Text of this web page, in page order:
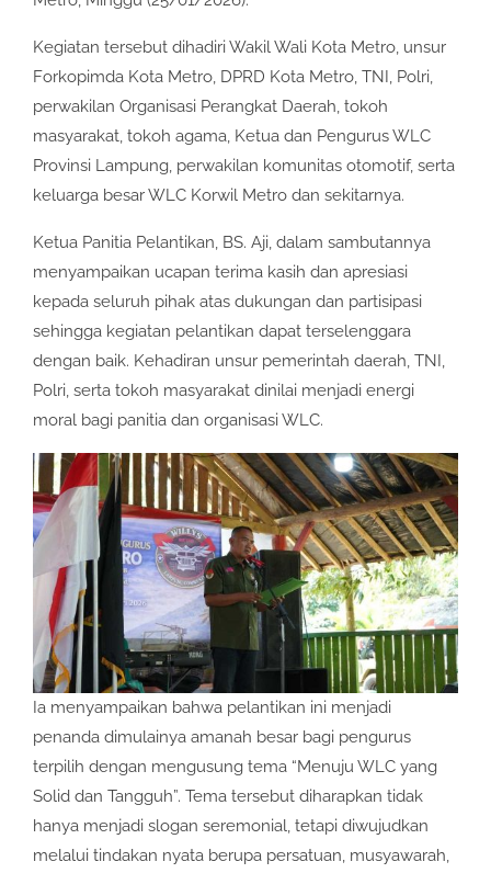
Kegiatan tersebut dihadiri Wakil Wali Kota Metro, unsur
Forkopimda Kota Metro, DPRD Kota Metro, TNI, Polri,
perwakilan Organisasi Perangkat Daerah, tokoh
masyarakat, tokoh agama, Ketua dan Pengurus WLC
Provinsi Lampung, perwakilan komunitas otomotif, serta
keluarga besar WLC Korwil Metro dan sekitarnya.
Ketua Panitia Pelantikan, BS. Aji, dalam sambutannya
menyampaikan ucapan terima kasih dan apresiasi
kepada seluruh pihak atas dukungan dan partisipasi
sehingga kegiatan pelantikan dapat terselenggara
dengan baik. Kehadiran unsur pemerintah daerah, TNI,
Polri, serta tokoh masyarakat dinilai menjadi energi
moral bagi panitia dan organisasi WLC.
Ia menyampaikan bahwa pelantikan ini menjadi
penanda dimulainya amanah besar bagi pengurus
terpilih dengan mengusung tema “Menuju WLC yang
Solid dan Tangguh”. Tema tersebut diharapkan tidak
hanya menjadi slogan seremonial, tetapi diwujudkan
melalui tindakan nyata berupa persatuan, musyawarah,